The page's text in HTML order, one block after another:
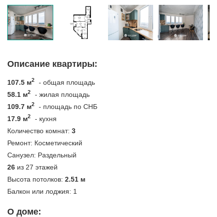
Описание квартиры:
107.5 м2
- общая площадь
58.1 м2
- жилая площадь
109.7 м2
- площадь по СНБ
17.9 м2
- кухня
Количество комнат: 3
Ремонт: Косметический
Санузел: Раздельный
26 из 27 этажей
Высота потолков: 2.51 м
Балкон или лоджия: 1
О доме: